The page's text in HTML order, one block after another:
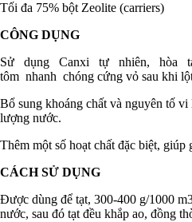
Tối đa 75% bột Zeolite (carriers)
CÔNG DỤNG
Sử dụng Canxi tự nhiên, hòa
tôm nhanh chóng cứng vỏ sau khi
Bổ sung khoáng chất và nguyên tố
lượng nước.
Thêm một số hoạt chất đặc biệt, giúp
CÁCH SỬ DỤNG
Được dùng để tạt, 300-400 g/1000
nước, sau đó tạt đều khắp ao, đồng